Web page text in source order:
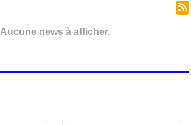
Aucune news à afficher.